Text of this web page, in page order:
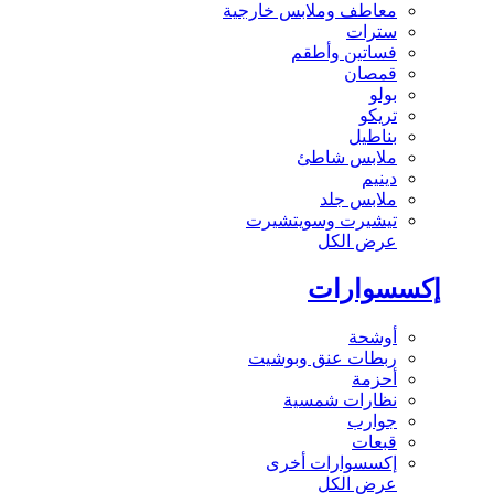
معاطف وملابس خارجية
سترات
فساتين وأطقم
قمصان
بولو
تريكو
بناطيل
ملابس شاطئ
دينيم
ملابس جلد
تيشيرت وسويتشيرت
عرض الكل
إكسسوارات
أوشحة
ربطات عنق وبوشيت
أحزمة
نظارات شمسية
جوارب
قبعات
إكسسوارات أخرى
عرض الكل